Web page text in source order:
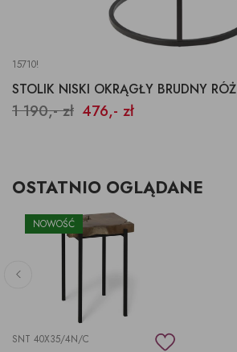
15710!
STOLIK NISKI OKRĄGŁY BRUDNY RÓŻ
1 190,- zł 476,- zł
OSTATNIO OGLĄDANE
NOWOŚĆ
SNT 40X35/4N/C